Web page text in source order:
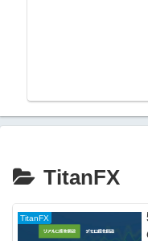
TitanFX
TitanFX